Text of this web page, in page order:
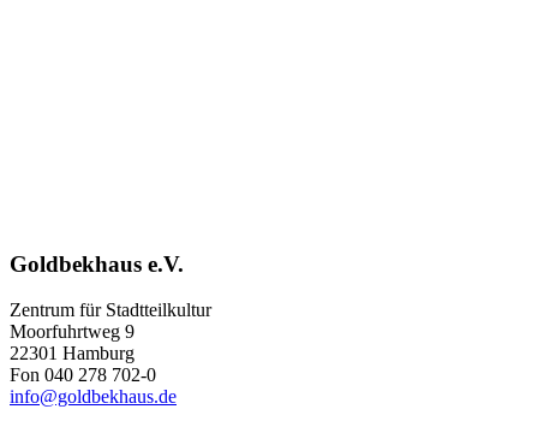
Goldbekhaus e.V.
Zentrum für Stadtteilkultur
Moorfuhrtweg 9
22301 Hamburg
Fon 040 278 702-0
info@goldbekhaus.de